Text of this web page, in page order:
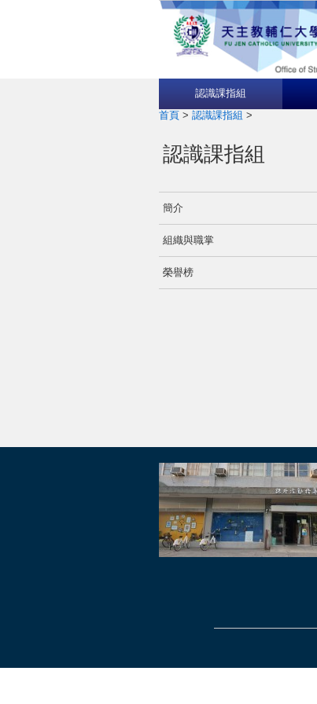
認識課指組
首頁 > 認識課指組 >
認識課指組
簡介
組織與職掌
榮譽榜